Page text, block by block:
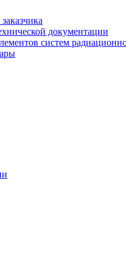
документации
систем